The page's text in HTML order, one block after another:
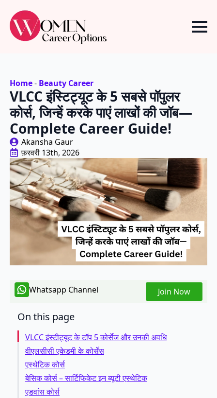
Home- Beauty Career
VLCC इंस्टिट्यूट के 5 सबसे पॉपुलर
कोर्स, जिन्हें करके पाएं लाखों की जॉब—
Complete Career Guide!
Akansha Gaur
फ़रवरी 13th, 2026
Whatsapp Channel Join Now
On this page
VLCC इंस्टीट्यूट के टॉप 5 कोर्सेज और उनकी अवधि
वीएलसीसी एकेडमी के कोर्सेस
एस्थेटिक कोर्स
बेसिक कोर्स – सार्टिफिकेट इन ब्यूटी एस्थेटिक
एडवांस कोर्स